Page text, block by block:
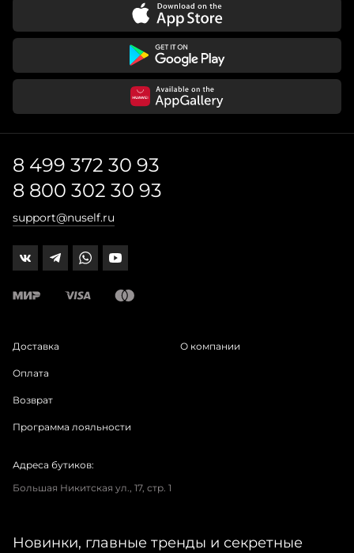
8 499 372 30 93
8 800 302 30 93
support@nuself.ru
Доставка
Оплата
Возврат
Программа лояльности
О компании
Адреса бутиков:
Большая Никитская ул., 17, стр. 1
Новинки, главные тренды и секретные